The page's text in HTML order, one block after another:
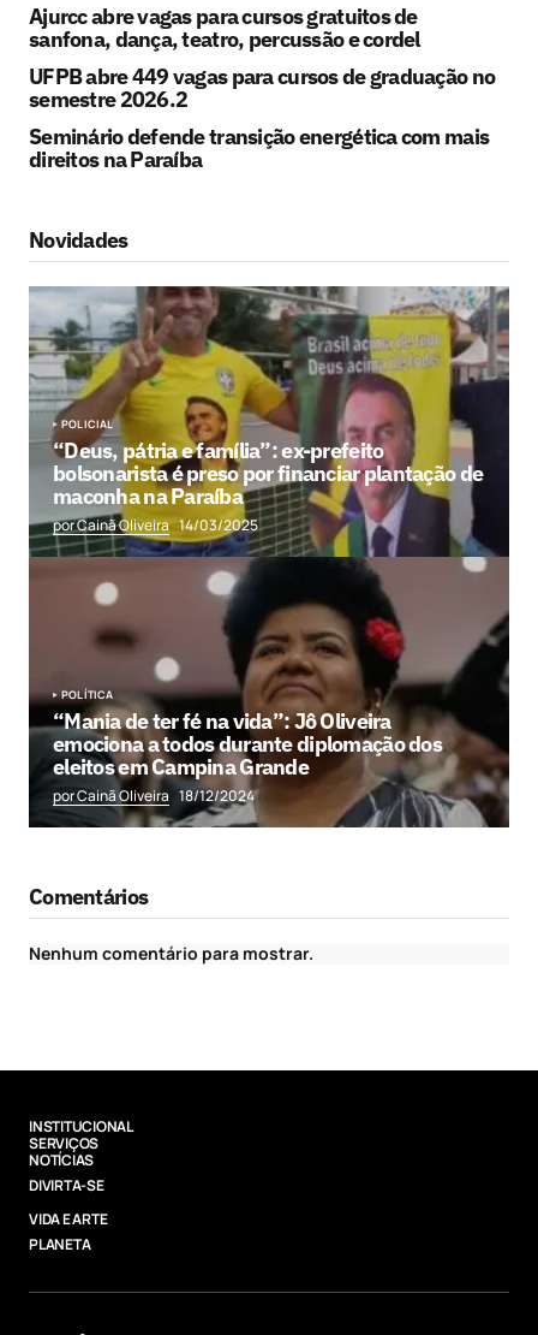
Ajurcc abre vagas para cursos gratuitos de
sanfona, dança, teatro, percussão e cordel
UFPB abre 449 vagas para cursos de graduação no
semestre 2026.2
Seminário defende transição energética com mais
direitos na Paraíba
Novidades
POLICIAL
“Deus, pátria e família”: ex-prefeito
bolsonarista é preso por financiar plantação de
maconha na Paraíba
por Cainã Oliveira 14/03/2025
POLÍTICA
“Mania de ter fé na vida”: Jô Oliveira
emociona a todos durante diplomação dos
eleitos em Campina Grande
por Cainã Oliveira 18/12/2024
Comentários
Nenhum comentário para mostrar.
INSTITUCIONAL
SERVIÇOS
NOTÍCIAS
DIVIRTA-SE
VIDA E ARTE
PLANETA